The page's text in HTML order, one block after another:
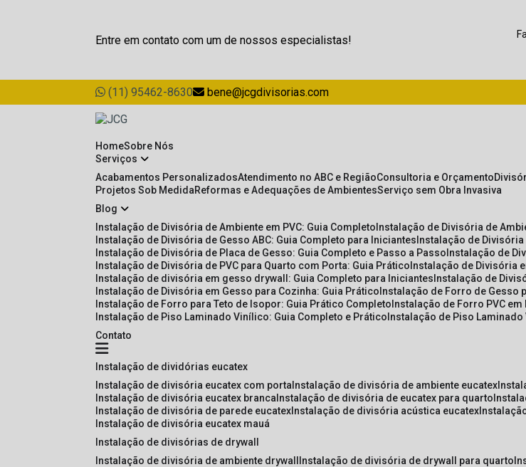
Entre em contato com um de nossos especialistas!
(11) 95462-8630 bene@jcgdivisorias.com
Home Sobre Nós
Serviços
Acabamentos Personalizados Atendimento no ABC e Região Consultoria e Orçamento
Projetos Sob Medida
Reformas e Adequações de Ambientes Serviço sem Obra Invasiva
Blog
Instalação de Divisória de Ambiente em PVC: Guia Completo Instalação de Divisória de
Instalação de Divisória de Gesso ABC: Guia Completo para Iniciantes Instalação de
Instalação de Divisória de Placa de Gesso: Guia Completo e Passo a Passo Instalação de
Instalação de Divisória de PVC para Quarto com Porta: Guia Prático Instalação de Divisória
Instalação de divisória em gesso drywall: Guia Completo para Iniciantes Instalação de
Instalação de Divisória em Gesso para Cozinha: Guia Prático Instalação de Forro de Gesso
Instalação de Forro para Teto de Isopor: Guia Prático Completo Instalação de Forro PVC
Instalação de Piso Laminado Vinílico: Guia Completo e Prático Instalação de Piso
Contato
instalação de dividórias eucatex
instalação de divisória eucatex com porta instalação de divisória de ambiente eucatex
instalação de divisória eucatex branca instalação de divisória de eucatex para quarto
instalação de divisória de parede eucatex instalação de divisória acústica eucatex
instalação de divisória eucatex mauá
instalação de divisórias de drywall
instalação de divisória de ambiente drywall
instalação de divisória de drywall para quarto